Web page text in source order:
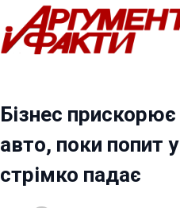
Перейти
до
вмісту
Бізнес
авто, поки попит
стрімко падає